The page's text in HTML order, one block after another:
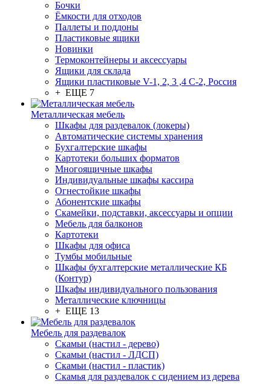
Бочки
Ёмкости для отходов
Паллеты и поддоны
Пластиковые ящики
Новинки
Термоконтейнеры и аксессуары
Ящики для склада
Ящики пластиковые V-1, 2, 3 ,4 С-2, Россия
+ ЕЩЕ 7
Металлическая мебель
Шкафы для раздевалок (локеры)
Автоматические системы хранения
Бухгалтерские шкафы
Картотеки больших форматов
Многоящичные шкафы
Индивидуальные шкафы кассира
Огнестойкие шкафы
Абонентские шкафы
Скамейки, подставки, аксессуары и опции
Мебель для балконов
Картотеки
Шкафы для офиса
Тумбы мобильные
Шкафы бухгалтерские металлические КБ
(Контур)
Шкафы индивидуального пользования
Металлические ключницы
+ ЕЩЕ 13
Мебель для раздевалок
Скамьи (настил - дерево)
Скамьи (настил - ЛДСП)
Скамьи (настил - пластик)
Скамья для раздевалок с сидением из дерева